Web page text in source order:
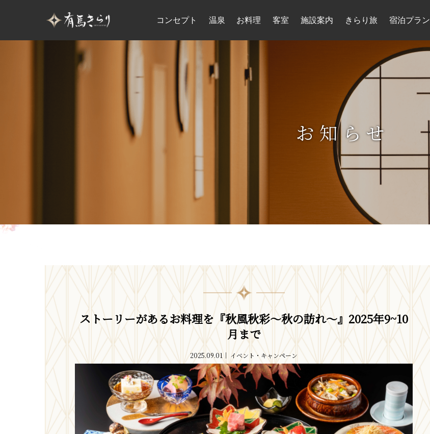
コンセプト 温泉 お料理 客室 施設案内 きらり旅 宿泊プラン
お知らせ
ストーリーがあるお料理を『秋風秋彩～秋の訪れ～』2025年9~10
月まで
2025.09.01 イベント・キャンペーン